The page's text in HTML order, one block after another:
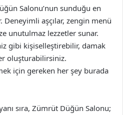
Salonu’nun sunduğu en
aşçılar, zengin menü
unutulmaz lezzetler sunar.
gibi kişiselleştirebilir, damak
oluşturabilirsiniz.
için gereken her şey burada
sıra, Zümrüt Düğün Salonu;